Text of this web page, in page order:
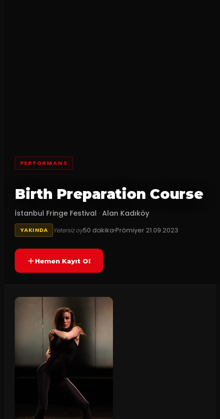
PERFORMANS
Birth Preparation Course
İstanbul Fringe Festival · Alan Kadıköy
YAKINDA Yetersiz oy50 dakikaPrömiyer 21.09.2023
Hemen Kayıt Ol